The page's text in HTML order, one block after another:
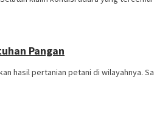
Pangan
hasil pertanian petani di wilayahnya.